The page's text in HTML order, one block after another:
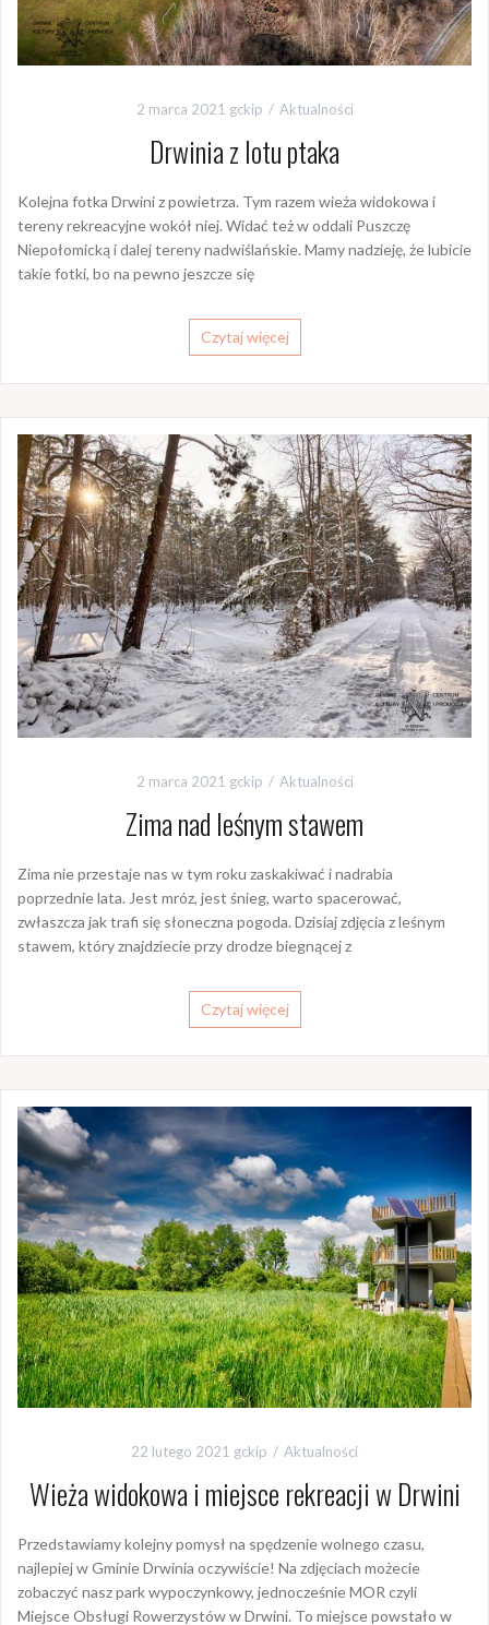
2 marca 2021 gckip Aktualności
Drwinia z lotu ptaka
Kolejna fotka Drwini z powietrza. Tym razem wieża widokowa i
tereny rekreacyjne wokół niej. Widać też w oddali Puszczę
Niepołomicką i dalej tereny nadwiślańskie. Mamy nadzieję, że lubicie
takie fotki, bo na pewno jeszcze się
Czytaj więcej
2 marca 2021 gckip Aktualności
Zima nad leśnym stawem
Zima nie przestaje nas w tym roku zaskakiwać i nadrabia
poprzednie lata. Jest mróz, jest śnieg, warto spacerować,
zwłaszcza jak trafi się słoneczna pogoda. Dzisiaj zdjęcia z leśnym
stawem, który znajdziecie przy drodze biegnącej z
Czytaj więcej
22 lutego 2021 gckip Aktualności
Wieża widokowa i miejsce rekreacji w Drwini
Przedstawiamy kolejny pomysł na spędzenie wolnego czasu,
najlepiej w Gminie Drwinia oczywiście! Na zdjęciach możecie
zobaczyć nasz park wypoczynkowy, jednocześnie MOR czyli
Miejsce Obsługi Rowerzystów w Drwini. To miejsce powstało w